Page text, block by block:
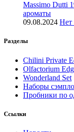
Massimo Dutti
ароматы
09.08.2024 Нет
Разделы
Chilini Private
Olfactorium
Wonderland Set
Наборы
Пробники по
Ссылки